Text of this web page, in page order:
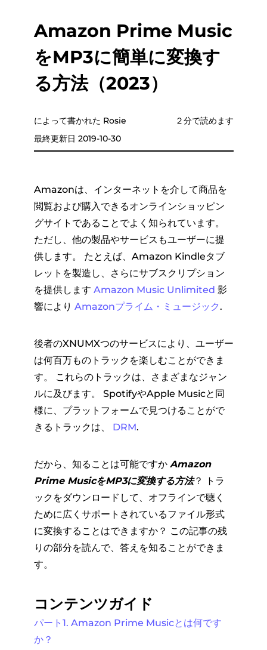
Amazon Prime Music
をMP3に簡単に変換す
る方法（2023）
によって書かれた Rosie
最終更新日 2019-10-30
２分で読めます
Amazonは、インターネットを介して商品を
閲覧および購入できるオンラインショッピン
グサイトであることでよく知られています。
ただし、他の製品やサービスもユーザーに提
供します。 たとえば、Amazon Kindleタブ
レットを製造し、さらにサブスクリプション
を提供します Amazon Music Unlimited 影
響により Amazonプライム・ミ​​ュージック.
後者のXNUMXつのサービスにより、ユーザー
は何百万ものトラックを楽しむことができま
す。 これらのトラックは、さまざまなジャン
ルに及びます。 SpotifyやApple Musicと同
様に、プラットフォームで見つけることがで
きるトラックは、 DRM.
だから、知ることは可能ですか Amazon
Prime MusicをMP3に変換する方法？ トラ
ックをダウンロードして、オフラインで聴く
ために広くサポートされているファイル形式
に変換することはできますか？ この記事の残
りの部分を読んで、答えを知ることができま
す。
コンテンツガイド
パート1. Amazon Prime Musicとは何です
か？